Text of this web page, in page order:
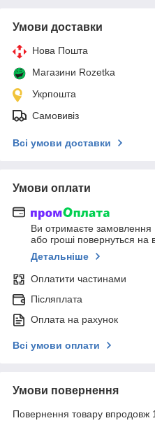
Умови доставки
Нова Пошта
Магазини Rozetka
Укрпошта
Самовивіз
Всі умови доставки
Умови оплати
Ви отримаєте замовлення
або гроші повернуться на
Детальніше
Оплатити частинами
Післяплата
Оплата на рахунок
Всі умови оплати
Умови повернення
Повернення товару впродовж